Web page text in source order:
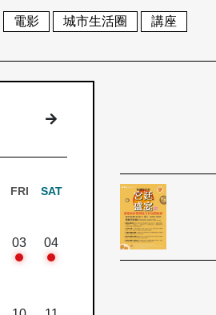
電影 城市生活圈 講座
下個月
FRI SAT
03 04